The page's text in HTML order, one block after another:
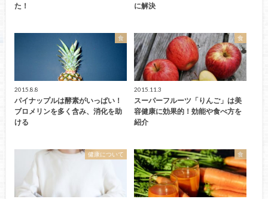
た！
に解決
食
2015.8.8
パイナップルは酵素がいっぱい！
ブロメリンを多く含み、消化を助
ける
食
2015.11.3
スーパーフルーツ「りんご」は美
容健康に効果的！効能や食べ方を
紹介
健康について 食